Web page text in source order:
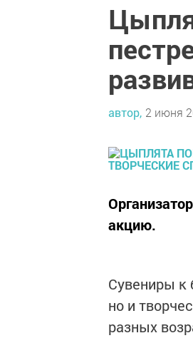
автор, 2 июня
акцию.
Сувениры к
но и
разных